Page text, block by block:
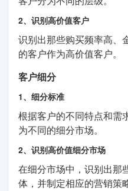
2、识别高价值客户
识别出那些购买频率高、
的客户作为高价值客户。
客户细分
1、细分标准
根据客户的不同特点和需
为不同的细分市场。
2、识别高价值细分市场
在细分市场中，识别出那
体，并制定相应的营销策略